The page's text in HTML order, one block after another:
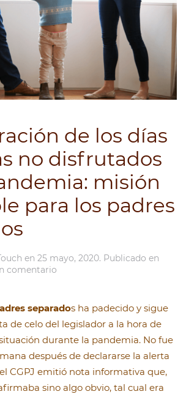
de los días
no disfrutados
misión
para los padres
en 25 mayo, 2020. Publicado en
comentario
separados ha padecido y sigue
de celo del legislador a la hora de
durante la pandemia. No fue
después de declararse la alerta
CGPJ emitió nota informativa que,
sino algo obvio, tal cual era